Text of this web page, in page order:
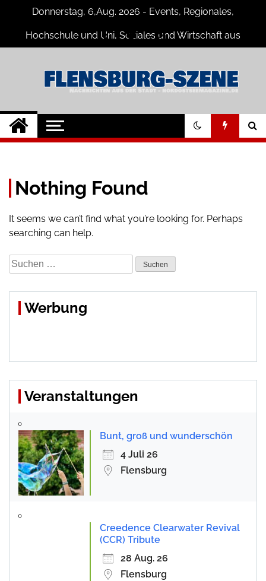
content
Donnerstag, 6,Aug. 2026 - Events, Regionales,
Hochschule und Uni, Soziales und Wirtschaft aus
Flensburg-Szene
Nachrichten
Nachrichten für Flensburg und
Umgebung
Nothing Found
It seems we can’t find what you’re looking for. Perhaps
searching can help.
Suche
nach:
Werbung
Veranstaltungen
Bunt, groß und wunderschön
4 Juli 26
Flensburg
Creedence Clearwater Revival
(CCR) Tribute
28 Aug. 26
Flensburg